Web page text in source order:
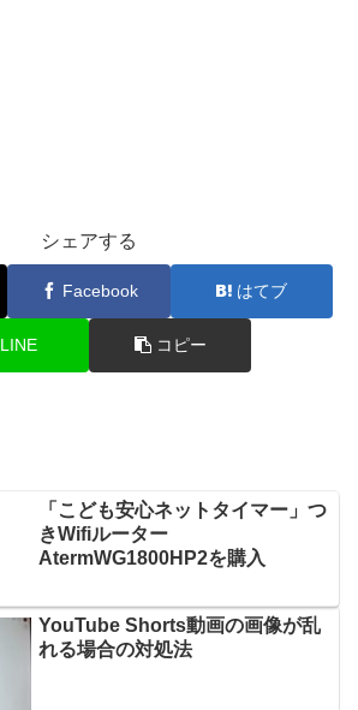
シェアする
Facebook はてブ
LINE コピー
「こども安心ネットタイマー」つ
きWifiルーター
AtermWG1800HP2を購入
YouTube Shorts動画の画像が乱
れる場合の対処法